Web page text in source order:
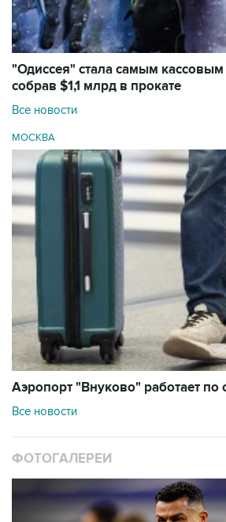
"Одиссея" стала самым
собрав $1,1 млрд в прокате
Все новости
МОСКВА
Аэропорт "Внуково" работает по
Все новости
ФОТОГАЛЕРЕИ